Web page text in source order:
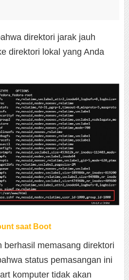
direktori jarak jauh
direktori lokal yang Anda
saat Boot
berhasil memasang direktori
status pemasangan ini
komputer tidak akan